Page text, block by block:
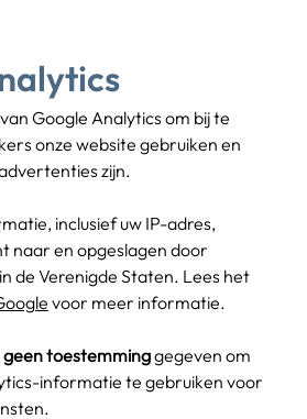
Google Analytics om bij te
onze website gebruiken en
zijn.
inclusief uw IP-adres,
naar en opgeslagen door
de Verenigde Staten. Lees het
voor meer informatie.
geen toestemming gegeven om
informatie te gebruiken voor